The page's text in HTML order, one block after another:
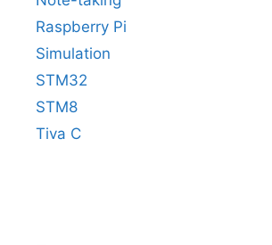
Raspberry Pi
Simulation
STM32
STM8
Tiva C